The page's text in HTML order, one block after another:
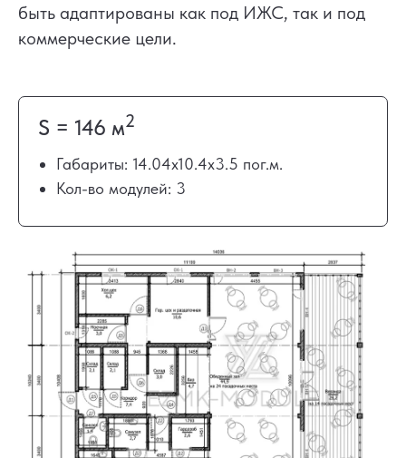
быть адаптированы как под ИЖС, так и под
коммерческие цели.
S = 146 м2
Габариты: 14.04х10.4х3.5 пог.м.
Кол-во модулей: 3